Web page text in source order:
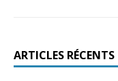
ARTICLES RÉCENTS